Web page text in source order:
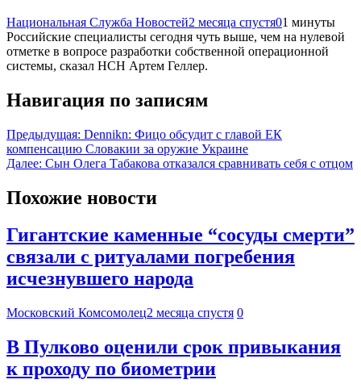
Национальная Служба Новостей2 месяца спустя01 минуты
Российские специалисты сегодня чуть выше, чем на нулевой
отметке в вопросе разработки собственной операционной
системы, сказал НСН Артем Геллер.
Навигация по записям
Предыдущая: Dennikn: Фицо обсудит с главой ЕК
компенсацию Словакии за оружие Украине
Далее: Сын Олега Табакова отказался сравнивать себя с отцом
Похожие новости
Гигантские каменные “сосуды смерти”
связали с ритуалами погребения
исчезнувшего народа
Московский Комсомолец2 месяца спустя 0
В Пулково оценили срок привыкания
к проходу по биометрии